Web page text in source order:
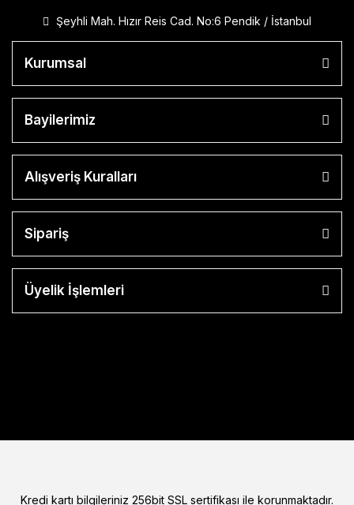
Şeyhli Mah. Hızır Reis Cad. No:6 Pendik / İstanbul
Kurumsal
Bayilerimiz
Alışveriş Kuralları
Sipariş
Üyelik İşlemleri
Kredi kartı bilgileriniz 256bit SSL sertifikası ile korunmaktadır.